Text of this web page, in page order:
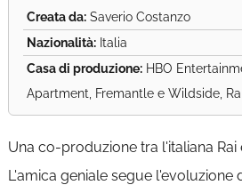
Creata da:Saverio Costanzo
Nazionalità:Italia
Casa di produzione:HBO
Apartment, Fremantle e Wildside,
Una co-produzione tra l'italiana Rai
L'amica geniale segue l'evoluzione